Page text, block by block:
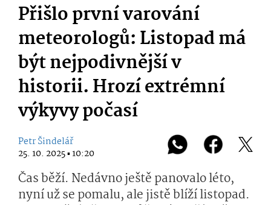
Přišlo první varování
meteorologů: Listopad má
být nejpodivnější v
historii. Hrozí extrémní
výkyvy počasí
Petr Šindelář
25. 10. 2025 ▪ 10:20
Čas běží. Nedávno ještě panovalo léto,
nyní už se pomalu, ale jistě blíží listopad.